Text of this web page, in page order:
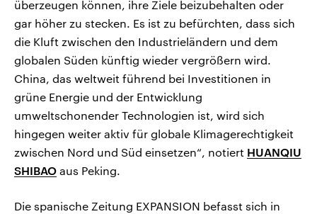
überzeugen können, ihre Ziele beizubehalten oder
gar höher zu stecken. Es ist zu befürchten, dass sich
die Kluft zwischen den Industrieländern und dem
globalen Süden künftig wieder vergrößern wird.
China, das weltweit führend bei Investitionen in
grüne Energie und der Entwicklung
umweltschonender Technologien ist, wird sich
hingegen weiter aktiv für globale Klimagerechtigkeit
zwischen Nord und Süd einsetzen“, notiert HUANQIU
SHIBAO aus Peking.
Die spanische Zeitung EXPANSION befasst sich in